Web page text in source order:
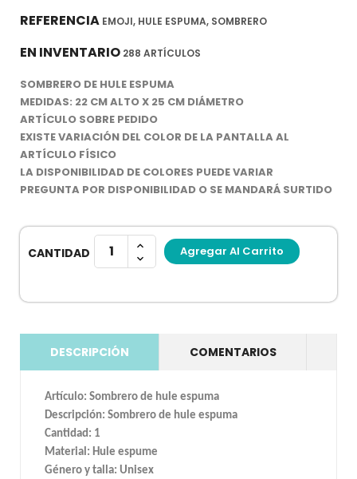
REFERENCIA EMOJI, HULE ESPUMA, SOMBRERO
EN INVENTARIO 288 ARTÍCULOS
SOMBRERO DE HULE ESPUMA
MEDIDAS: 22 CM ALTO X 25 CM DIÁMETRO
ARTÍCULO SOBRE PEDIDO
EXISTE VARIACIÓN DEL COLOR DE LA PANTALLA AL
ARTÍCULO FÍSICO
LA DISPONIBILIDAD DE COLORES PUEDE VARIAR
PREGUNTA POR DISPONIBILIDAD O SE MANDARÁ SURTIDO
CANTIDAD Agregar Al Carrito
DESCRIPCIÓN COMENTARIOS
Artículo: Sombrero de hule espuma
Descripción: Sombrero de hule espuma
Cantidad: 1
Material: Hule espume
Género y talla: Unisex